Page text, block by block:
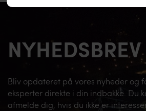
NYHEDSBREV
Bliv opdateret på vores nyheder og
eksperter direkte i din indbakke. Du
afmelde dig, hvis du ikke er